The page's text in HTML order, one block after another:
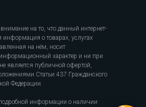
на то, что данный интернет-
информация о товарах, услугах
на нём, носит
характер и ни при
является публичной офертой,
Статьи 437 Гражданского
Федерации.
информации о наличии